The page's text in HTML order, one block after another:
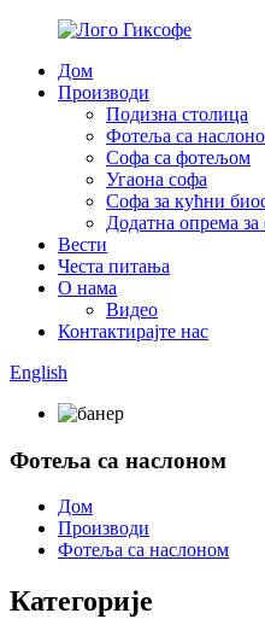
Дом
Производи
Подизна столица
Фотеља са
Софа са фотељом
Угаона софа
Софа за кућни
Додатна опрема
Вести
Честа питања
О нама
Видео
Контактирајте нас
English
Фотеља са наслоном
Дом
Производи
Фотеља са наслоном
Категорије